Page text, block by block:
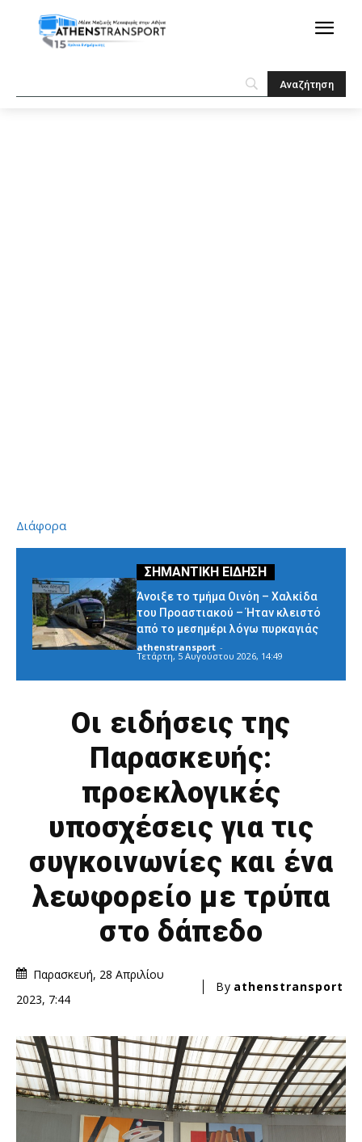
Διάφορα
Άνοιξε το τμήμα Οινόη – Χαλκίδα
του Προαστιακού – Ήταν κλειστό
από το μεσημέρι λόγω πυρκαγιάς
athenstransport -
Τετάρτη, 5 Αυγούστου 2026, 14:49
Οι ειδήσεις της
Παρασκευής:
προεκλογικές
υποσχέσεις για τις
συγκοινωνίες και ένα
λεωφορείο με τρύπα
στο δάπεδο
Παρασκευή, 28 Απριλίου
2023, 7:44
By athenstransport